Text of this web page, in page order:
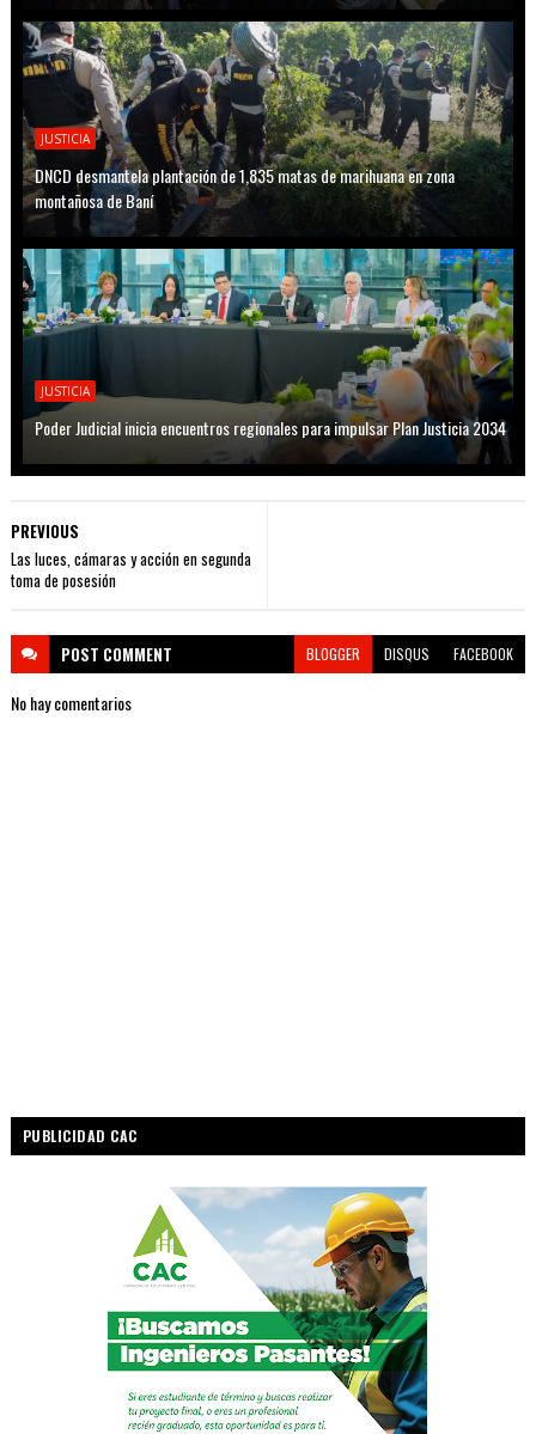
JUSTICIA
DNCD desmantela plantación de 1,835 matas de marihuana en zona
montañosa de Baní
JUSTICIA
Poder Judicial inicia encuentros regionales para impulsar Plan Justicia 2034
PREVIOUS
Las luces, cámaras y acción en segunda
toma de posesión
POST COMMENT BLOGGER DISQUS FACEBOOK
No hay comentarios
PUBLICIDAD CAC